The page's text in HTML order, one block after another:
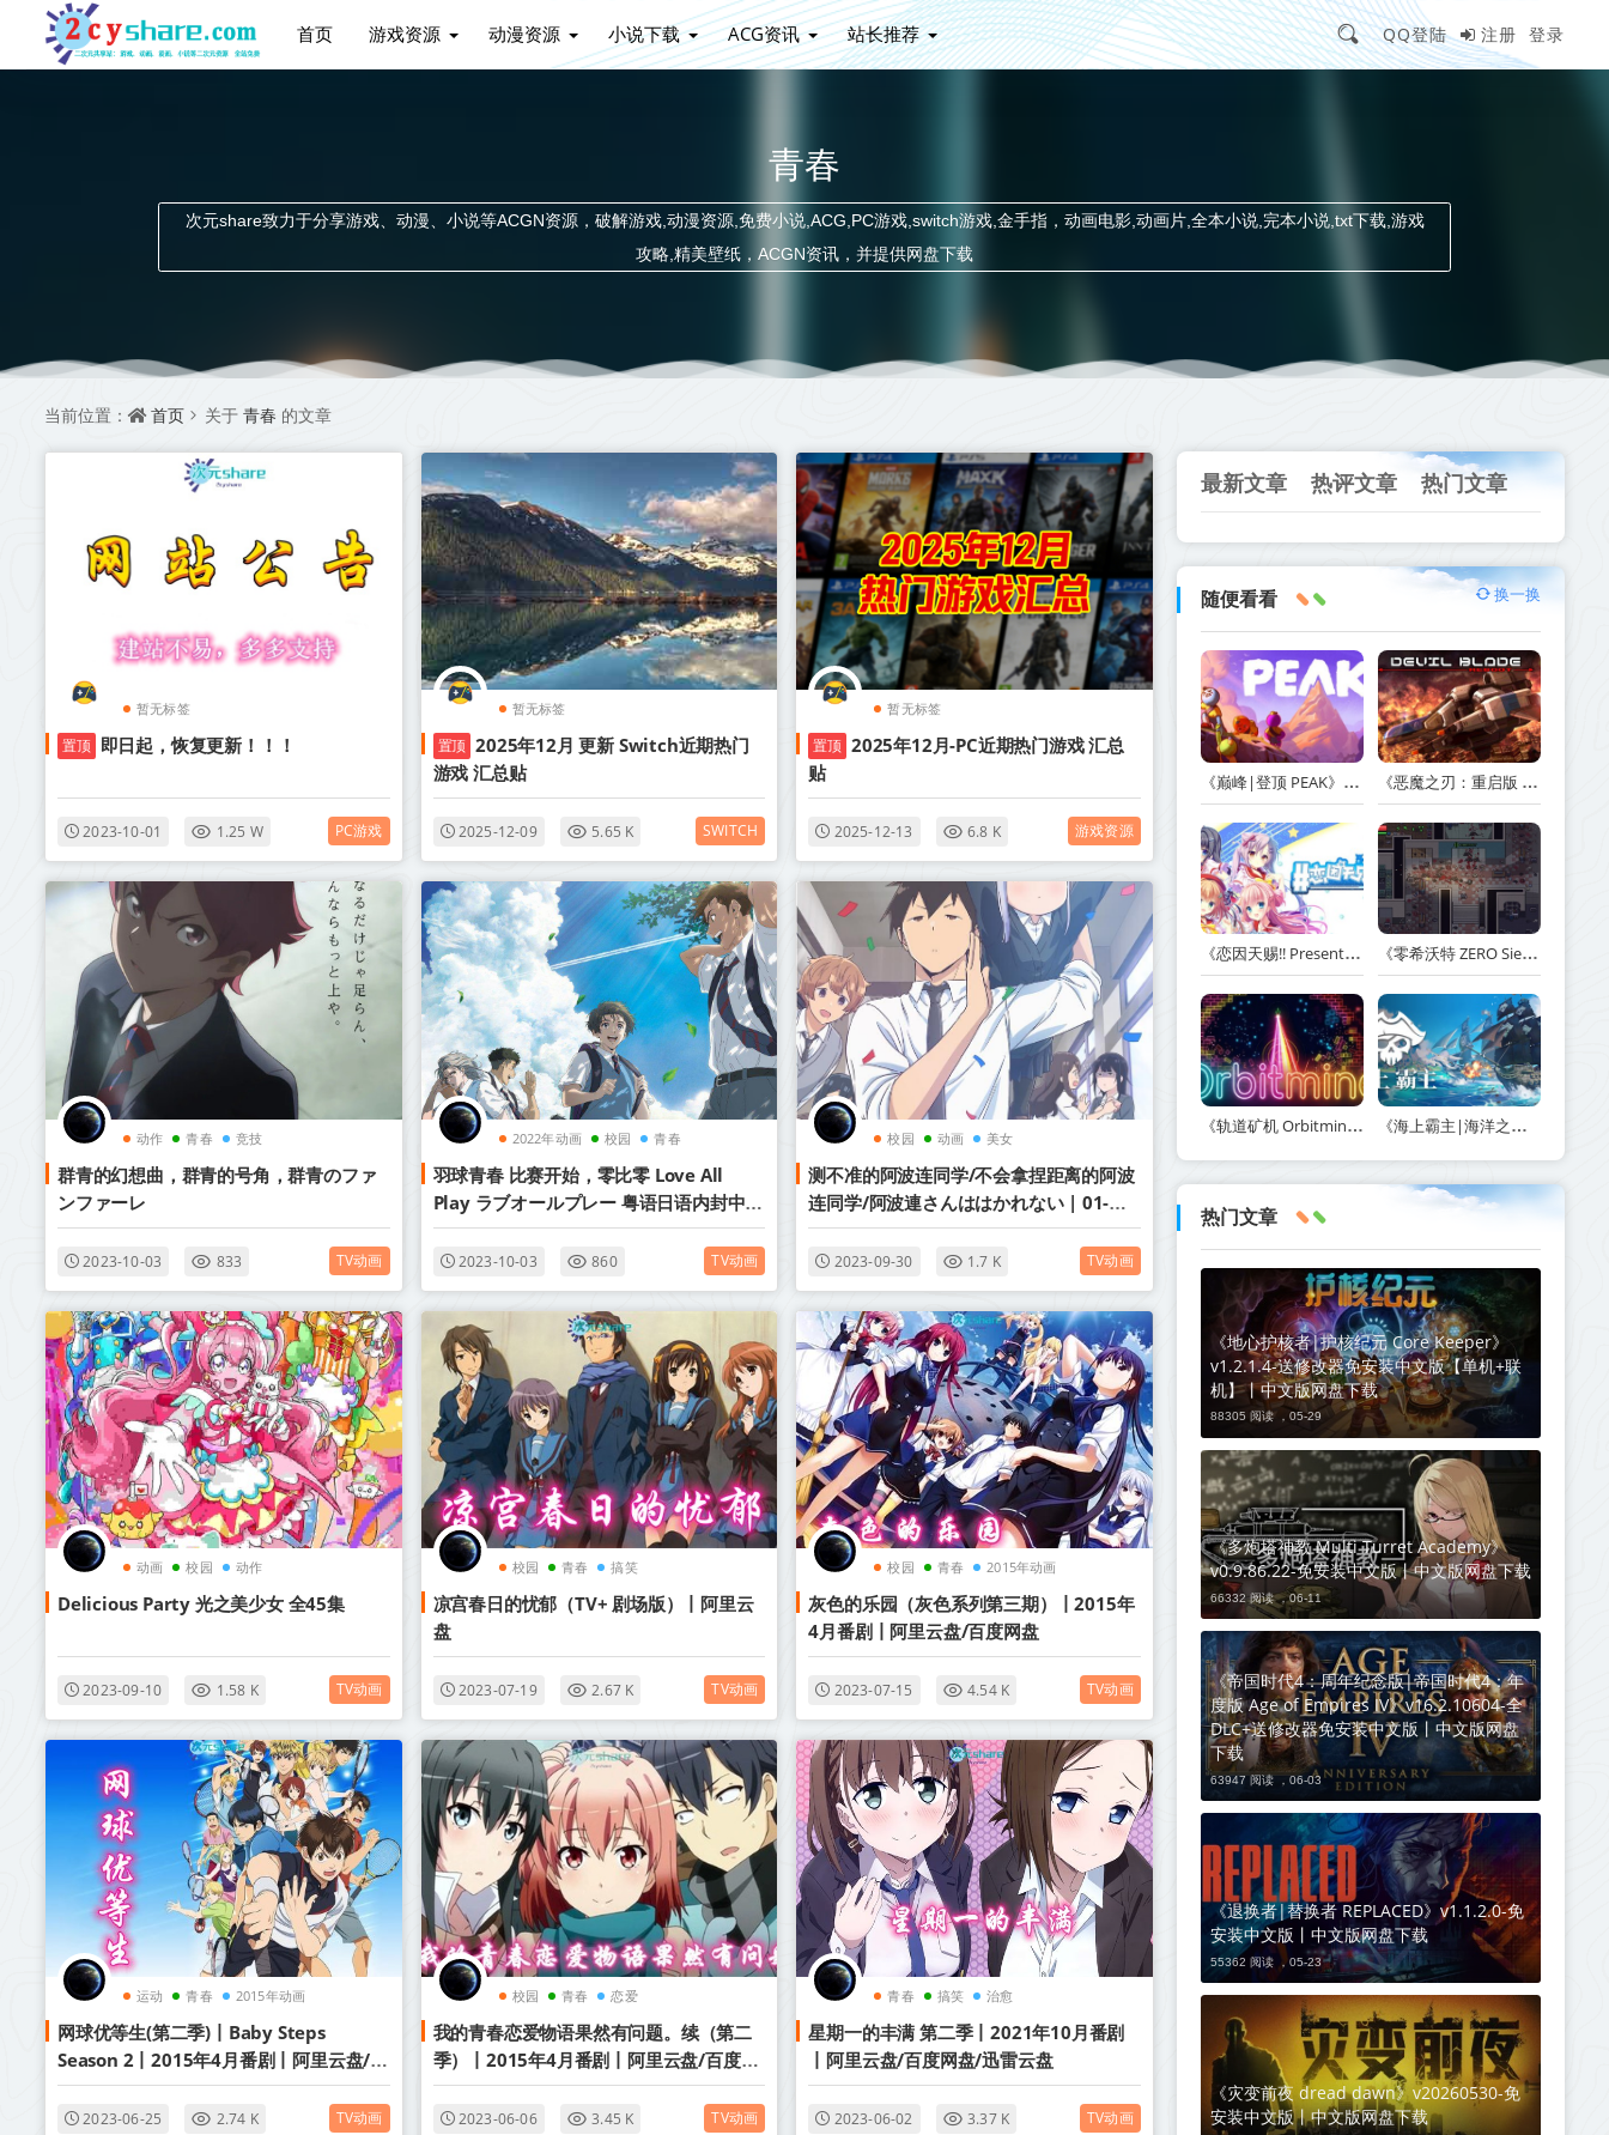
首页 游戏资源 动漫资源 小说下载 ACG资讯 站长推荐 QQ登陆 注册 登录
青春
次元share致力于分享游戏、动漫、小说等ACGN资源，破解游戏,动漫资源,免费小说,ACG,PC游戏,switch游戏,金手指，动画电影,动画片,全本小说,完本小说,txt下载,游戏
攻略,精美壁纸，ACGN资讯，并提供网盘下载
当前位置： 首页 关于 青春 的文章
暂无标签
置顶 即日起，恢复更新！！！
2023-10-01 1.25 W PC游戏
暂无标签
置顶 2025年12月 更新 Switch近期热门
游戏 汇总贴
2025-12-09 5.65 K SWITCH
暂无标签
置顶 2025年12月-PC近期热门游戏 汇总
贴
2025-12-13 6.8 K 游戏资源
动作 青春 竞技
群青的幻想曲，群青的号角，群青のファ
ンファーレ
2023-10-03 833 TV动画
2022年动画 校园 青春
羽球青春 比赛开始，零比零 Love All
Play ラブオールプレー 粤语日语内封中字
2022年4月新番
2023-10-03 860 TV动画
校园 动画 美女
测不准的阿波连同学/不会拿捏距离的阿波
连同学/阿波連さんははかれない | 01-
12【日语+簡繁英字幕】2022年4月新番
2023-09-30 1.7 K TV动画
动画 校园 动作
Delicious Party 光之美少女 全45集
2023-09-10 1.58 K TV动画
校园 青春 搞笑
凉宫春日的忧郁（TV+ 剧场版）丨阿里云
盘
2023-07-19 2.67 K TV动画
校园 青春 2015年动画
灰色的乐园（灰色系列第三期）丨2015年
4月番剧丨阿里云盘/百度网盘
2023-07-15 4.54 K TV动画
运动 青春 2015年动画
网球优等生(第二季)丨Baby Steps
Season 2丨2015年4月番剧丨阿里云盘/百
度网盘
2023-06-25 2.74 K TV动画
校园 青春 恋爱
我的青春恋爱物语果然有问题。续（第二
季）丨2015年4月番剧丨阿里云盘/百度网
盘
2023-06-06 3.45 K TV动画
青春 搞笑 治愈
星期一的丰满 第二季丨2021年10月番剧
丨阿里云盘/百度网盘/迅雷云盘
2023-06-02 3.37 K TV动画
最新文章 热评文章 热门文章
随便看看 换一换
《巅峰|登顶 PEAK》v1.47.a【单机+联机】丨中文版网盘下载 《恶魔之刃：重启版 DEVIL BLADE REBOOT》v1.2.4-免安装中文版丨中文版网盘下载
《恋因天赐!! Present From Angel Template!! An Angel's Gift》Build.23930554-免安装中文版丨中文版网盘下载 《零希沃特 ZERO Sievert》v1.2.59-免安装中文版丨中文版网盘下载
《轨道矿机 Orbitmine》Build.24135737-免安装中文版丨中文版网盘下载 《海上霸主|海洋之王|七海之王 King of Seas》v1.20-免安装中文版丨中文版网盘下载
热门文章
《地心护核者|护核纪元 Core Keeper》
v1.2.1.4-送修改器免安装中文版【单机+联
机】丨中文版网盘下载
88305 阅读 ， 05-29
《多炮塔神教 Multi Turret Academy》
v0.9.86.22-免安装中文版丨中文版网盘下载
66332 阅读 ，06-11
《帝国时代4：周年纪念版|帝国时代4：年
度版 Age of Empires IV》v16.2.10604-全
DLC+送修改器免安装中文版丨中文版网盘
下载
63947 阅读 ，06-03
《退换者|替换者 REPLACED》v1.1.2.0-免
安装中文版丨中文版网盘下载
55362 阅读 ，05-23
《灾变前夜 dread dawn》v20260530-免
安装中文版丨中文版网盘下载